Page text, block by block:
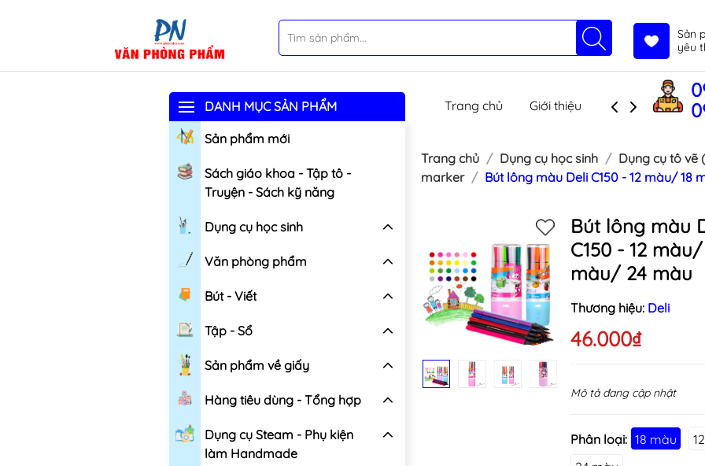
Sản
yêu
DANH MỤC SẢN PHẨM
Sản phẩm mới
Sách giáo khoa - Tập tô -
Truyện - Sách kỹ năng
Dụng cụ học sinh
Văn phòng phẩm
Bút - Viết
Tập - Sổ
Sản phẩm về giấy
Hàng tiêu dùng - Tổng hợp
Dụng cụ Steam - Phụ kiện
làm Handmade
Trang chủ Giới thiệu Sản phẩm
Trang chủ Dụng cụ học sinh Dụng cụ tô vẽ
marker
Bút lông màu Deli C150 - 12 màu/ 18
Bút lông màu
C150 - 12 màu/
màu/ 24 màu
Thương hiệu: Deli
46.000₫
Mô tả đang cập nhật
Phân loại: 18 màu